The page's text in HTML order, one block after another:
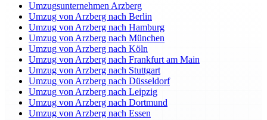
Umzugsunternehmen Arzberg
Umzug von Arzberg nach Berlin
Umzug von Arzberg nach Hamburg
Umzug von Arzberg nach München
Umzug von Arzberg nach Köln
Umzug von Arzberg nach Frankfurt am Main
Umzug von Arzberg nach Stuttgart
Umzug von Arzberg nach Düsseldorf
Umzug von Arzberg nach Leipzig
Umzug von Arzberg nach Dortmund
Umzug von Arzberg nach Essen